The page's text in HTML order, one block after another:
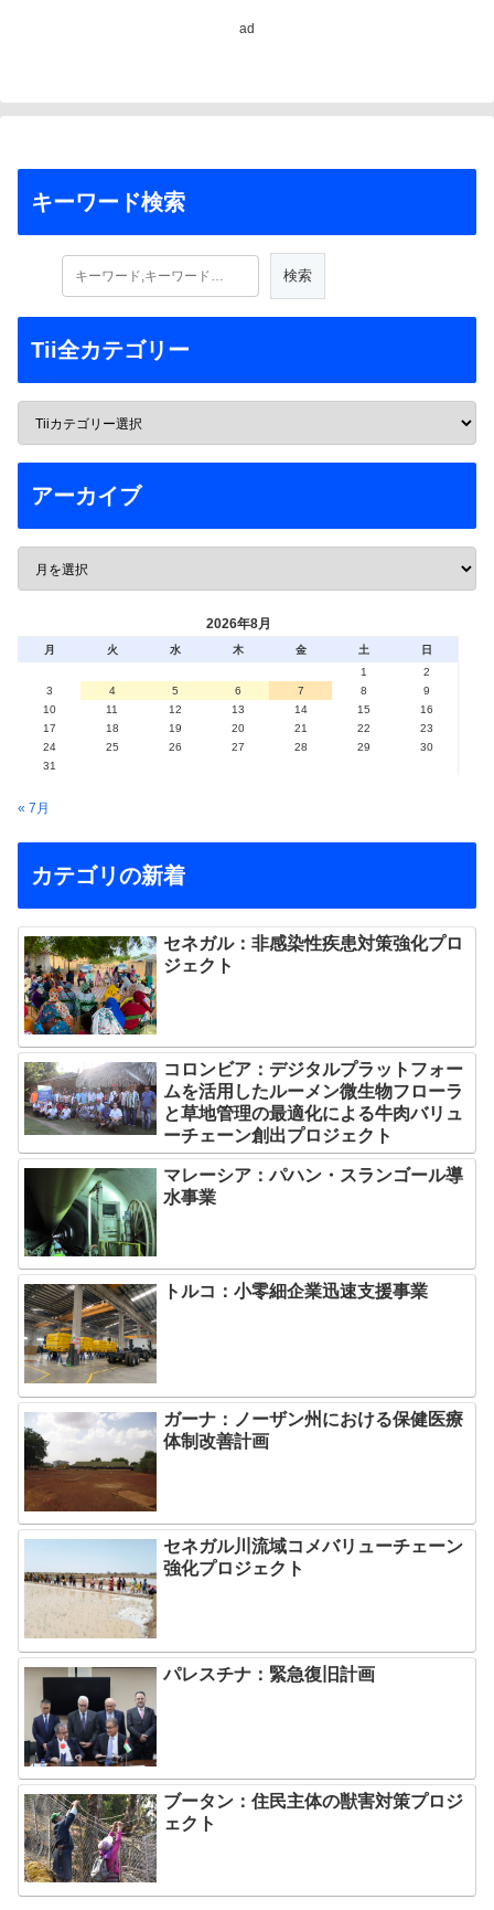
ad
キーワード検索
Tii全カテゴリー
アーカイブ
2026年8月
月 火 水 木 金 土
日
1
2
3
4 5 6 7 8
9
10
11 12 13 14 15
16
17
18 19 20 21 22
23
24
25 26 27 28 29
30
31
« 7月
カテゴリの新着
セネガル：非感染性疾患対策強化プロ
ジェクト
コロンビア：デジタルプラットフォー
ムを活用したルーメン微生物フローラ
と草地管理の最適化による牛肉バリュ
ーチェーン創出プロジェクト
マレーシア：パハン・スランゴール導
水事業
トルコ：小零細企業迅速支援事業
ガーナ：ノーザン州における保健医療
体制改善計画
セネガル川流域コメバリューチェーン
強化プロジェクト
パレスチナ：緊急復旧計画
ブータン：住民主体の獣害対策プロジ
ェクト